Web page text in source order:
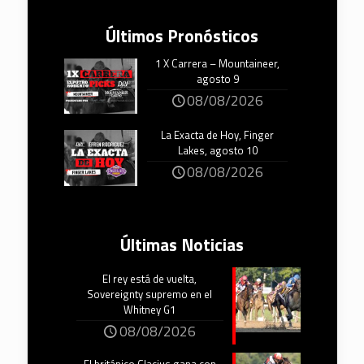
Últimos Pronósticos
1 X Carrera – Mountaineer,
agosto 9
08/08/2026
La Exacta de Hoy, Finger
Lakes, agosto 10
08/08/2026
Últimas Noticias
El rey está de vuelta,
Sovereignty supremo en el
Whitney G1
08/08/2026